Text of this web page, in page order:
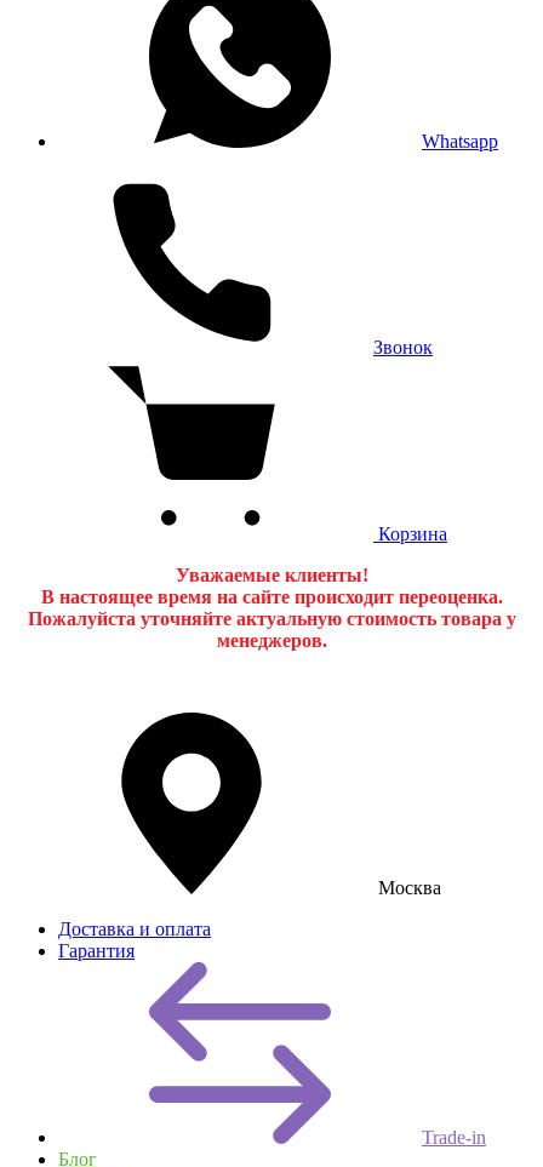
Whatsapp
Звонок
Корзина
Уважаемые клиенты!
В настоящее время на сайте происходит переоценка.
Пожалуйста уточняйте актуальную стоимость товара у
менеджеров.
Москва
Доставка и оплата
Гарантия
Trade-in
Блог